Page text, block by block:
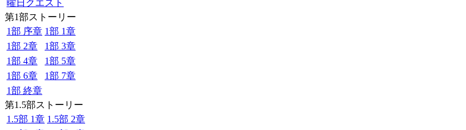
曜日クエスト
第1部ストーリー
1部 序章 1部 1章
1部 2章
1部 3章
1部 4章
1部 5章
1部 6章
1部 7章
1部 終章
第1.5部ストーリー
1.5部 1章 1.5部 2章